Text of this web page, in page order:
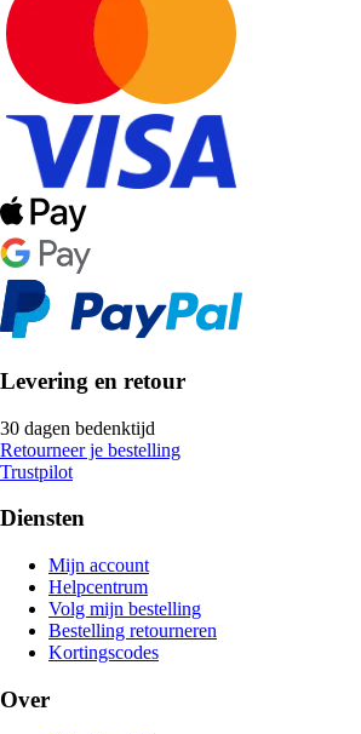
Levering en retour
30 dagen bedenktijd
Retourneer je bestelling
Trustpilot
Diensten
Mijn account
Helpcentrum
Volg mijn bestelling
Bestelling retourneren
Kortingscodes
Over